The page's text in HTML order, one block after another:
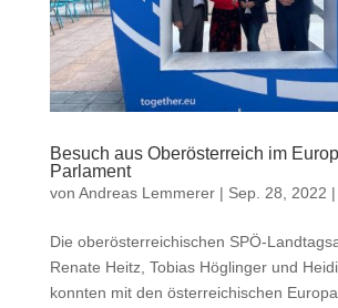
Besuch aus Oberösterreich im
Parlament
von Andreas Lemmerer| Sep. 28, 2022 |
Die oberösterreichischen SPÖ-
Renate Heitz, Tobias Höglinger und
konnten mit den österreichischen